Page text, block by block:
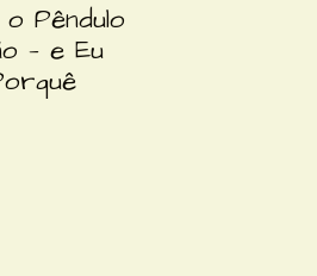
Pêndulo
— e Eu